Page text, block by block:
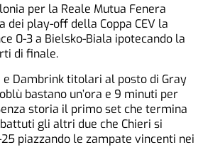
per la Reale Mutua Fenera
dei play-off della Coppa CEV la
0-3 a Bielsko-Biala ipotecando la
di finale.
Dambrink titolari al posto di Gray
bastano un’ora e 9 minuti per
storia il primo set che termina
gli altri due che Chieri si
piazzando le zampate vincenti nei